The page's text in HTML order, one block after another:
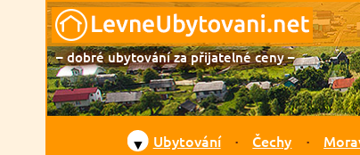
– dobré ubytování za přijatelné ceny –
▼ Ubytování Čechy